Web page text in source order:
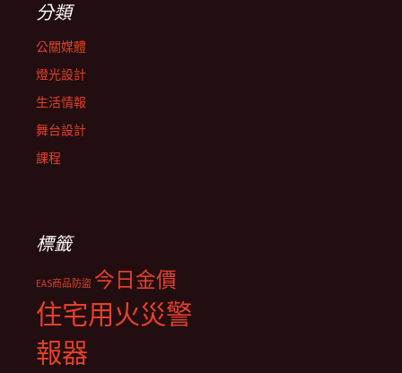
分類
公關媒體
燈光設計
生活情報
舞台設計
課程
標籤
EAS商品防盜 今日金價
住宅用火災警
報器